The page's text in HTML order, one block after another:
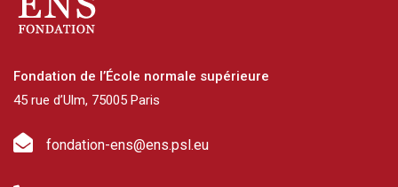
Fondation de l’École normale supérieure
45 rue d’Ulm, 75005 Paris
fondation-ens@ens.psl.eu